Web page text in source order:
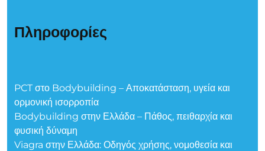
Πληροφορίες
PCT στο Bodybuilding – Αποκατάσταση, υγεία και
ορμονική ισορροπία
Bodybuilding στην Ελλάδα – Πάθος, πειθαρχία και
φυσική δύναμη
Viagra στην Ελλάδα: Οδηγός χρήσης, νομοθεσία και